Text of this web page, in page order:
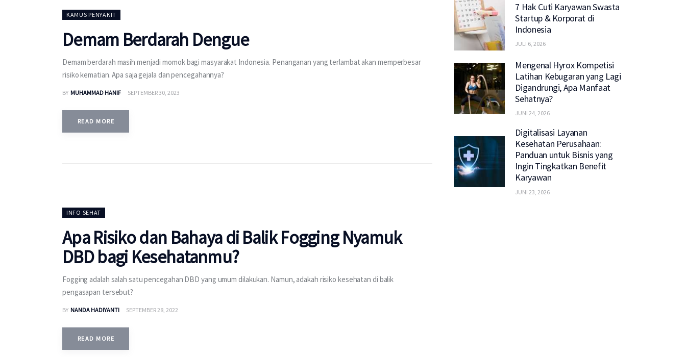
KAMUS PENYAKIT
Demam Berdarah Dengue
Demam berdarah masih menjadi momok bagi masyarakat Indonesia. Penanganan yang terlambat akan memperbesar
risiko kematian. Apa saja gejala dan pencegahannya?
BY MUHAMMAD HANIF SEPTEMBER 30, 2023
READ MORE
INFO SEHAT
Apa Risiko dan Bahaya di Balik Fogging Nyamuk
DBD bagi Kesehatanmu?
Fogging adalah salah satu pencegahan DBD yang umum dilakukan. Namun, adakah risiko kesehatan di balik
pengasapan tersebut?
BY NANDA HADIYANTI SEPTEMBER 28, 2022
READ MORE
7 Hak Cuti Karyawan Swasta
Startup & Korporat di
Indonesia
JULI 6, 2026
Mengenal Hyrox Kompetisi
Latihan Kebugaran yang Lagi
Digandrungi, Apa Manfaat
Sehatnya?
JUNI 24, 2026
Digitalisasi Layanan
Kesehatan Perusahaan:
Panduan untuk Bisnis yang
Ingin Tingkatkan Benefit
Karyawan
JUNI 23, 2026